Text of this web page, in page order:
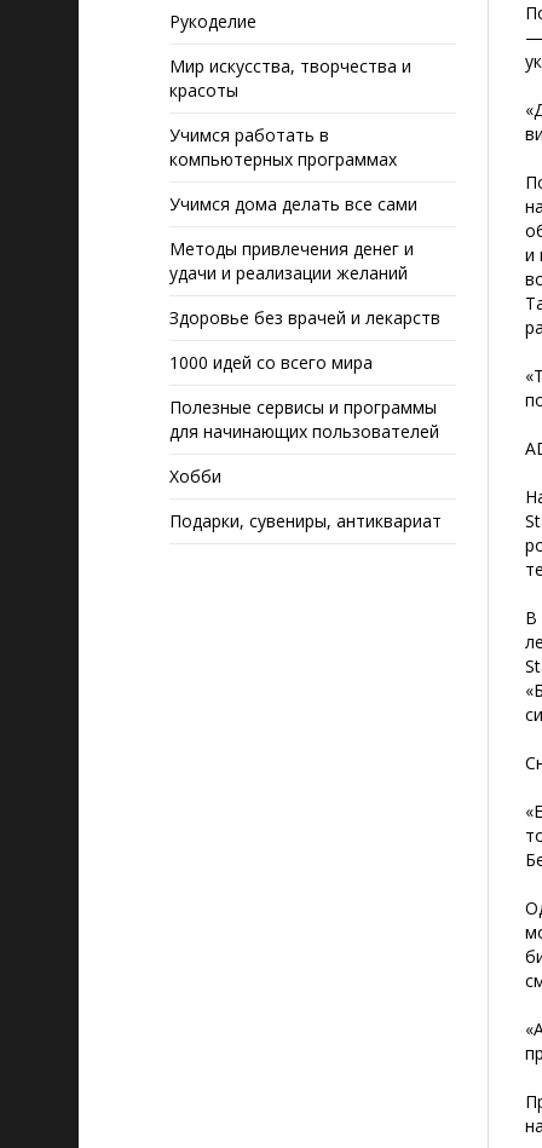
Рукоделие
Мир искусства, творчества и
красоты
Учимся работать в
компьютерных программах
Учимся дома делать все сами
Методы привлечения денег и
удачи и реализации желаний
Здоровье без врачей и лекарств
1000 идей со всего мира
Полезные сервисы и программы
для начинающих пользователей
Хобби
Подарки, сувениры, антиквариат
—
и
В